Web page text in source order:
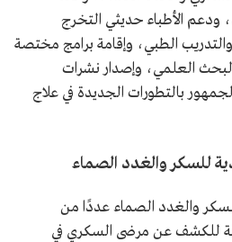
ودعم الأطباء حديثي التخرج
الطبي، وإقامة برامج مختصة
العلمي، وإصدار نشرات
بالتطورات الجديدة في علاج
للسكر والغدد الصماء
والغدد الصماء عددًا من
للكشف عن مرضى السكري في